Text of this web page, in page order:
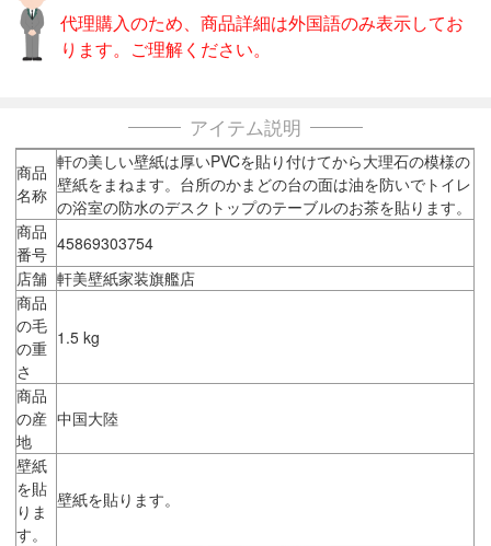
代理購入のため、商品詳細は外国語のみ表示してお
ります。ご理解ください。
アイテム説明
商品
名称
軒の美しい壁紙は厚いPVCを貼り付けてから大理石の模様の
壁紙をまねます。台所のかまどの台の面は油を防いでトイレ
の浴室の防水のデスクトップのテーブルのお茶を貼ります。
商品
番号 45869303754
店舗 軒美壁紙家装旗艦店
商品
の毛
の重
さ
1.5 kg
商品
の産
地
中国大陸
壁紙
を貼
りま
す。
壁紙を貼ります。